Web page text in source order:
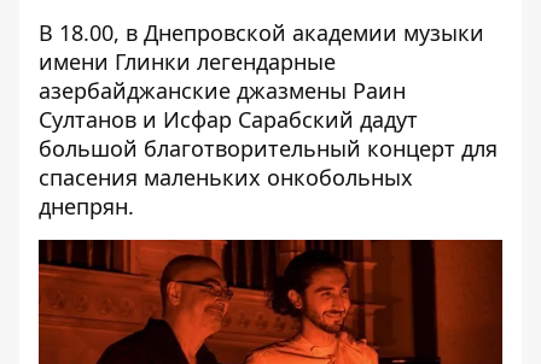
В 18.00, в Днепровской академии музыки
имени Глинки легендарные
азербайджанские джазмены Раин
Султанов и Исфар Сарабский дадут
большой благотворительный концерт для
спасения маленьких онкобольных
днепрян.